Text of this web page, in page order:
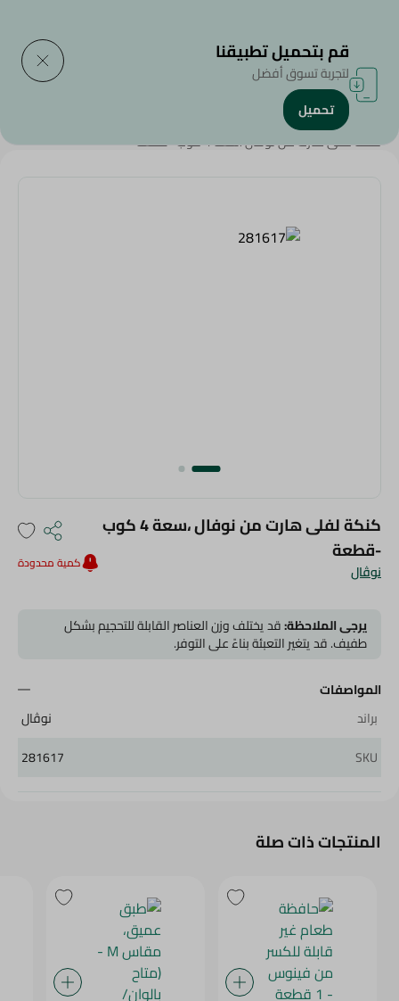
الرئيسية/المنزل والحديقة
كنكة لفلى هارت من نوفال ،سعة 4 كوب -قطعة
نوڤال
كنكة لفلى هارت من نوفال ،سعة 4 كوب
-قطعة
كمية محدودة
يرجى الملاحظة:قد يختلف وزن العناصر القابلة للتحجيم بشكل
طفيف. قد يتغير التعبئة بناءً على التوفر.
المواصفات
براند
نوڤال
SKU
281617
المنتجات ذات صلة
قم بتحميل تطبيقنا
لتجربة تسوق أفضل
تحميل